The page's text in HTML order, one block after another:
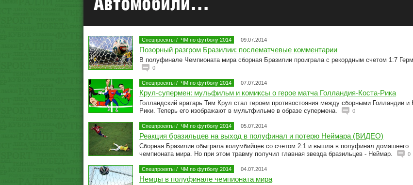
Спецпроекты / ЧМ по футболу 2014 09.07.2014
Позорный разгром Бразилии: послематчевые комментарии
В полуфинале Чемпионата мира сборная Бразилии проиграла с рекордным счетом 1:7
0
Спецпроекты / ЧМ по футболу 2014 07.07.2014
Крул-супермен: мульфильм и комиксы о герое матча Голландия-Коста-Рика
Голландский вратарь Тим Крул стал героем противостояния между сборными Голландии и
Рики. Теперь его изображают в мультфильме в образе супермена.
0
Спецпроекты / ЧМ по футболу 2014 05.07.2014
Реакция бразильцев на выход в полуфинал и потерю Неймара (ВИДЕО)
Сборная Бразилии обыграла колумбийцев со счетом 2:1 и вышла в полуфинал домашнего
чемпионата мира. Но при этом травму получил главная звезда бразильцев - Неймар.
0
Спецпроекты / ЧМ по футболу 2014 04.07.2014
Немцы в полуфинале чемпионата мира